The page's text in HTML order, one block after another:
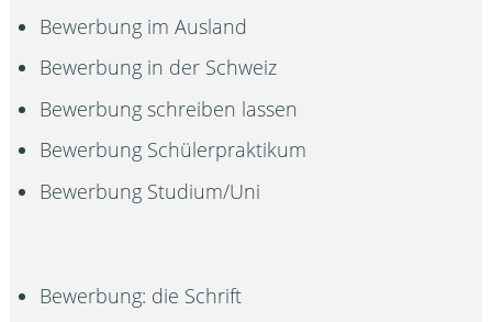
Bewerbung im Ausland
Bewerbung in der Schweiz
Bewerbung schreiben lassen
Bewerbung Schülerpraktikum
Bewerbung Studium/Uni
Bewerbung: die Schrift